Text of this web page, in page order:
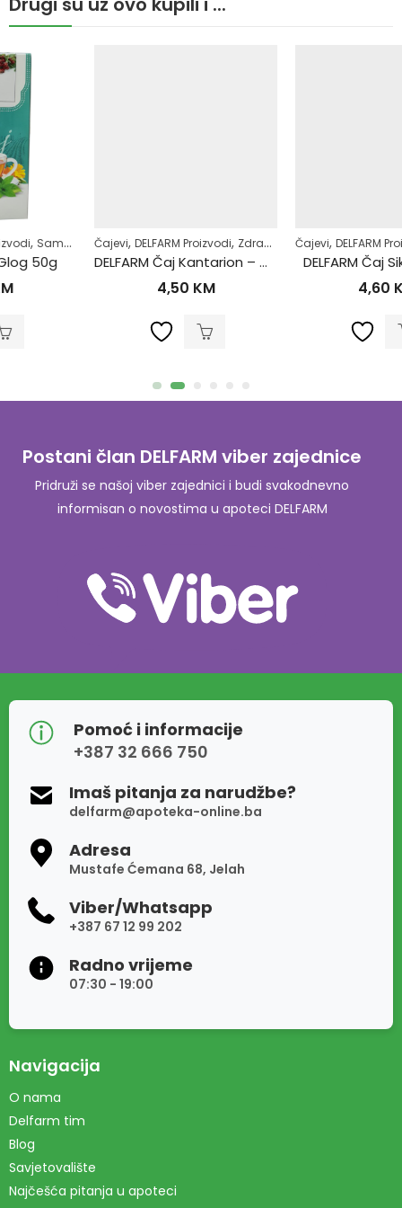
, Zdrav život,Zdravlje kardiovaskularnog sistema
Čajevi,DELFARM Proizvodi,Zdrav život
DELFARM Čaj Kantarion – Gospina trava 50g
Čajevi,DELFARM Proizvodi,Jetra ,
DELFARM Čaj Sikavica 50g
Postani član DELFARM viber zajednice
Pridruži se našoj viber zajednici i budi svakodnevno
informisan o novostima u apoteci DELFARM
Pomoć i informacije
+387 32 666 750
Imaš pitanja za narudžbe?
delfarm@apoteka-online.ba
Adresa
Mustafe Ćemana 68, Jelah
Viber/Whatsapp
+387 67 12 99 202
Radno vrijeme
07:30 - 19:00
Navigacija
O nama
Delfarm tim
Blog
Savjetovalište
Najčešća pitanja u apoteci